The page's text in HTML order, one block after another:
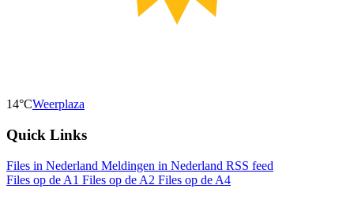
14°CWeerplaza
Quick Links
Files in Nederland Meldingen in Nederland RSS feed
Files op de A1 Files op de A2 Files op de A4